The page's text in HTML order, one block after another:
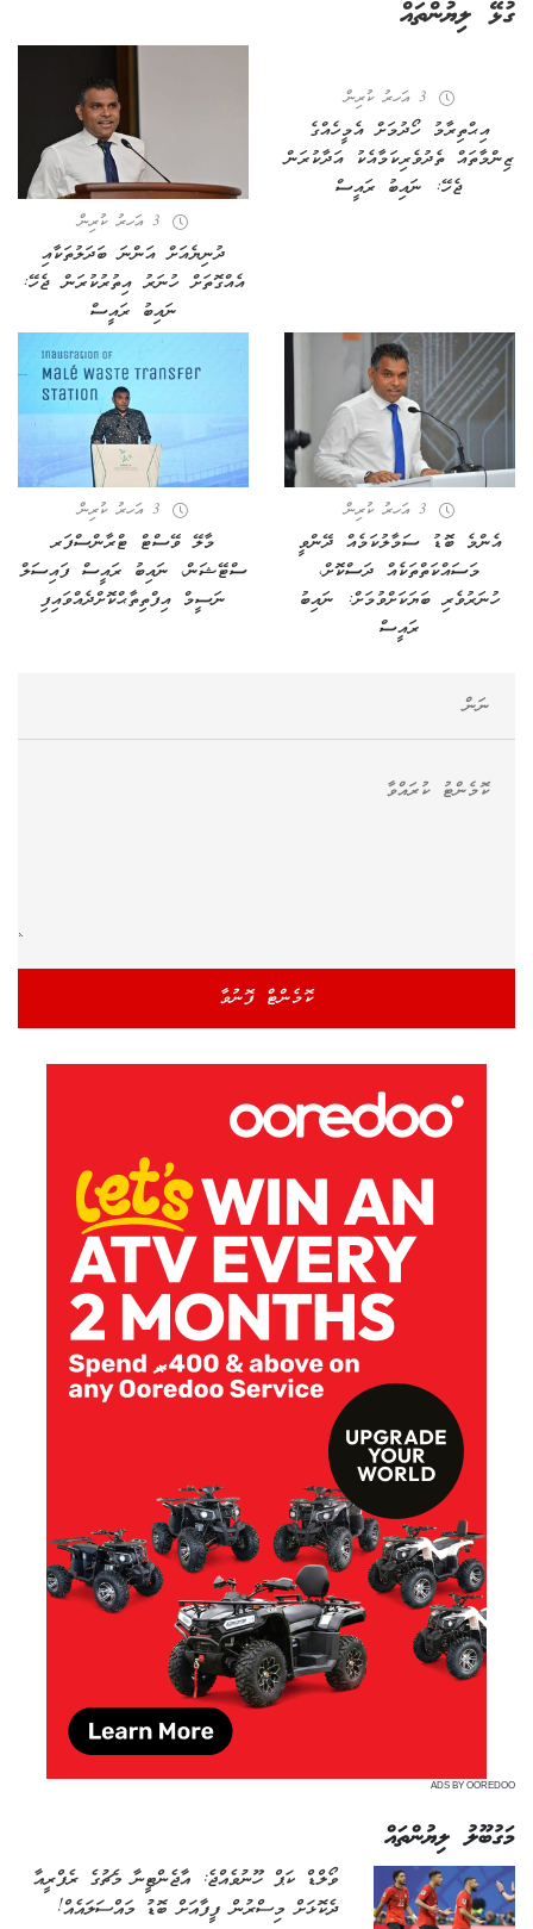
ގުޅޭ ލިޔުންތައް
3 އަހރު ކުރިން
އިޙްތިރާމު ހޯދުމަށް އެމީހެއްގެ
ޒިންމާތައް ތެދުވެރިކަމާއެކު އަދާކުރަން
ޖެހޭ: ނައިބު ރައީސް
3 އަހރު ކުރިން
ދުނިޔެއަށް އަންނަ ބަދަލުތަކާއި
އެއްގޮތަށް ހުނަރު އިތުރުކުރަން ޖެހޭ:
ނައިބު ރައީސް
3 އަހރު ކުރިން
އެންމެ ބޮޑު ސަމާލުކަމެއް ދޭންވީ
މަސައްކަތްތަކެއް ދަސްކޮށް،
ހުނަރުވެރި ބަޔަކަށްވުމަށް: ނައިބު
ރައީސް
3 އަހރު ކުރިން
މާލޭ ވޭސްޓް ޓްރާންސްފަރ
ސްޓޭޝަން، ނައިބު ރައީސް ފައިސަލް
ނަސީމް އިފްތިތާޙްކޮށްދެއްވައިފި
ADS BY OOREDOO
މަގުބޫލު ލިޔުންތައް
ވޯލްޑް ކަޕް ހޫނުވެއްޖެ: އާޖެންޓީނާ މެޗުގެ ރެފްރީއާ
ދެކޮޅަށް މިސްރުން ފީފާއަށް ބޮޑު މައްސަލައެއް!